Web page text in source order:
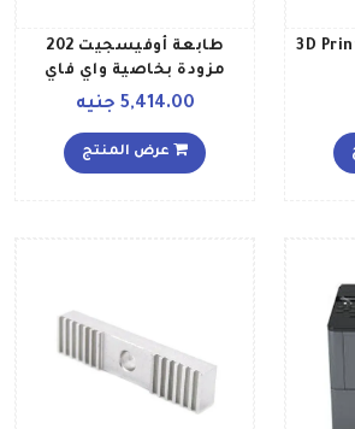
3D
طابعة أوفيسجيت 202
مزودة بخاصية واي فاي
أسود
5,414.00 جنيه
عرض المنتج